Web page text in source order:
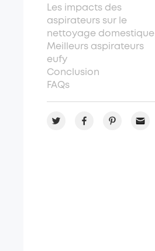
Les impacts des
aspirateurs sur le
nettoyage domestique
Meilleurs aspirateurs
eufy
Conclusion
FAQs